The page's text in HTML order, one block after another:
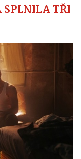
SPLNILA